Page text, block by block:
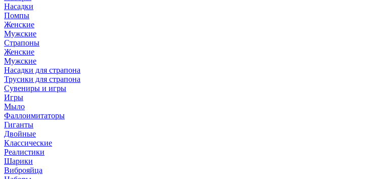
Насадки
Помпы
Женские
Мужские
Страпоны
Женские
Мужские
Насадки для страпона
Трусики для страпона
Сувениры и игры
Игры
Мыло
Фаллоимитаторы
Гиганты
Двойные
Классические
Реалистики
Шарики
Виброяйца